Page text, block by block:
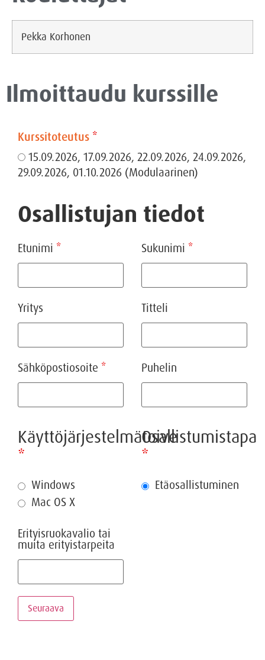
Pekka Korhonen
Ilmoittaudu kurssille
Kurssitoteutus *
15.09.2026, 17.09.2026, 22.09.2026, 24.09.2026,
29.09.2026, 01.10.2026 (Modulaarinen)
Osallistujan tiedot
Etunimi * Sukunimi *
Yritys Titteli
Sähköpostiosoite * Puhelin
Käyttöjärjestelmätoive
*
Windows
Mac OS X
Osallistumistapa
*
Etäosallistuminen
Erityisruokavalio tai
muita erityistarpeita
Seuraava